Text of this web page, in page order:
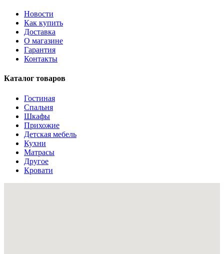
Новости
Как купить
Доставка
О магазине
Гарантия
Контакты
Каталог товаров
Гостиная
Спальня
Шкафы
Прихожие
Детская мебель
Кухни
Матрасы
Другое
Кровати